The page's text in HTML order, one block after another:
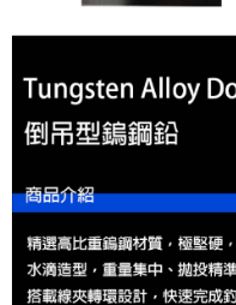
１．透過由恩沛科技股份有限
易，需依本服務之必要範圍內
２．關於個人資料處理事宜，請
https://aftee.tw/terms/#terms3
３．未成年的使用者請事先徵得
「AFTEE先享後付」，若未經
４．使用「AFTEE先享後付」
時審查核予不同之上限額度；若
５．嚴禁一人註冊多個帳號或使
恩沛科技股份有限公司將有權停
離島一般宅配
每筆NT$200，滿NT$2,000(
每筆NT$200，滿NT$3,000(
國家/地區配送(**下單前請私
計)，訂單才得以成立**)